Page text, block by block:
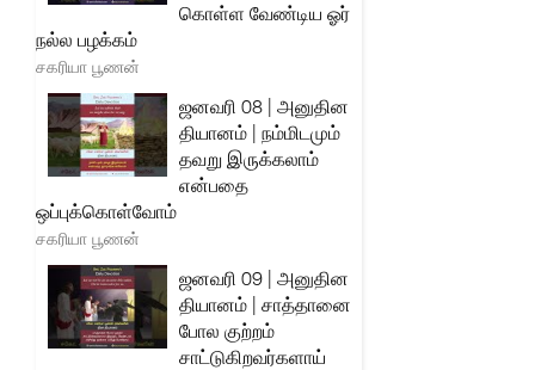
கொள்ள வேண்டிய ஓர்
நல்ல பழக்கம்
சகரியா பூணன்
ஜனவரி 08 | அனுதின
தியானம் | நம்மிடமும்
தவறு இருக்கலாம்
என்பதை
ஒப்புக்கொள்வோம்
சகரியா பூணன்
ஜனவரி 09 | அனுதின
தியானம் | சாத்தானை
போல குற்றம்
சாட்டுகிறவர்களாய்